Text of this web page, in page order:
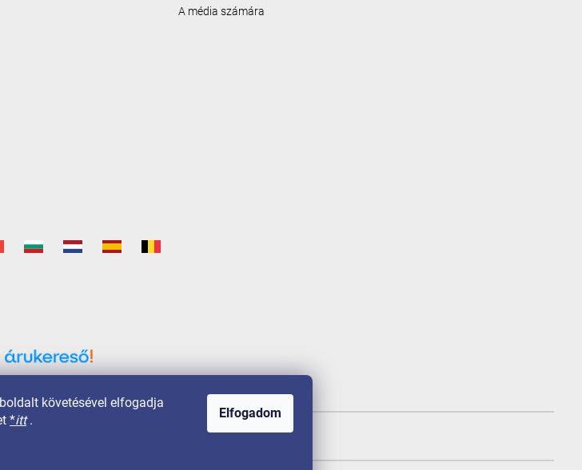
követésével elfogadja
*itt. Elfogadom
A média számára